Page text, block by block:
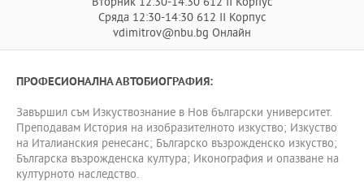
Сряда 12:30-14:30 612 II Корпус
vdimitrov@nbu.bg Онлайн
ПРОФЕСИОНАЛНА АВТОБИОГРАФИЯ:
Завършил съм Изкуствознание в Нов български университет.
Преподавам История на изобразителното изкуство; Изкуство
на Италианския ренесанс; Българско възрожденско изкуство;
Българска възрожденска култура; Иконография и опазване на
културното наследство.